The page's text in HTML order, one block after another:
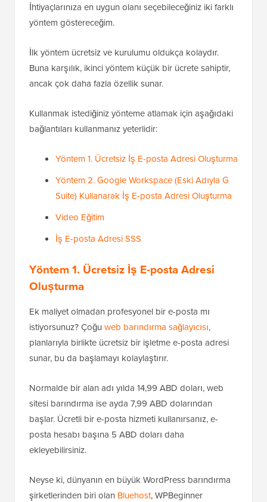
İhtiyaçlarınıza en uygun olanı seçebileceğiniz iki farklı
yöntem göstereceğim.
İlk yöntem ücretsiz ve kurulumu oldukça kolaydır.
Buna karşılık, ikinci yöntem küçük bir ücrete sahiptir,
ancak çok daha fazla özellik sunar.
Kullanmak istediğiniz yönteme atlamak için aşağıdaki
bağlantıları kullanmanız yeterlidir:
Yöntem 1. Ücretsiz İş E-posta Adresi Oluşturma
Yöntem 2. Google Workspace (Eski Adıyla G
Suite) Kullanarak İş E-posta Adresi Oluşturma
Video Eğitim
İş E-posta Adresi SSS
Yöntem 1. Ücretsiz İş E-posta Adresi
Oluşturma
Ek maliyet olmadan profesyonel bir e-posta mı
istiyorsunuz? Çoğu web barındırma sağlayıcısı,
planlarıyla birlikte ücretsiz bir işletme e-posta adresi
sunar, bu da başlamayı kolaylaştırır.
Normalde bir alan adı yılda 14,99 ABD doları, web
sitesi barındırma ise ayda 7,99 ABD dolarından
başlar. Ücretli bir e-posta hizmeti kullanırsanız, e-
posta hesabı başına 5 ABD doları daha
ekleyebilirsiniz.
Neyse ki, dünyanın en büyük WordPress barındırma
şirketlerinden biri olan Bluehost, WPBeginner